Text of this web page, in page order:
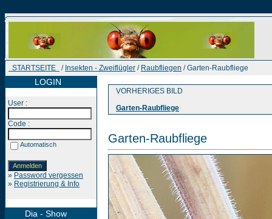
STARTSEITE / Insekten - Zweiflügler / Raubfliegen / Garten-Raubfliege
LOGIN
User :
Code :
Automatisch
» Password vergessen
» Registrierung & Info
Dia - Show
VORHERIGES BILD
Garten-Raubfliege
Garten-Raubfliege